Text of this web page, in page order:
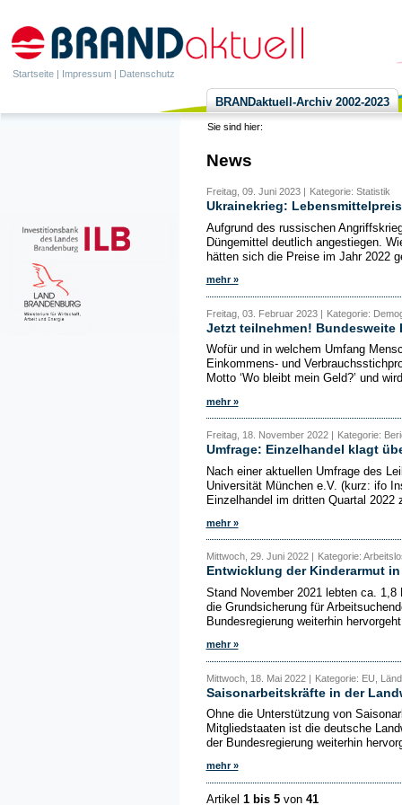
Startseite | Impressum | Datenschutz
BRANDaktuell-Archiv 2002-2023
Sie sind hier:
News
Freitag, 09. Juni 2023 | Kategorie: Statistik
Ukrainekrieg:
Aufgrund des russischen
Düngemittel deutlich angestiegen.
hätten sich die Preise im Jahr 2022
mehr »
Freitag, 03. Februar 2023 | Kategorie:
Jetzt teilnehmen! Bundesweite
Wofür und in welchem Umfang
Einkommens- und
Motto ‘Wo bleibt mein Geld?’ und
mehr »
Freitag, 18. November 2022 | Kategorie:
Umfrage: Einzelhandel klagt
Nach einer aktuellen Umfrage des
Universität München e.V. (kurz: ifo
Einzelhandel im dritten Quartal 2022
mehr »
Mittwoch, 29. Juni 2022 | Kategorie:
Entwicklung der Kinderarmut
Stand November 2021 lebten ca.
die Grundsicherung für
Bundesregierung weiterhin
mehr »
Mittwoch, 18. Mai 2022 | Kategorie: EU,
Saisonarbeitskräfte in der
Ohne die Unterstützung von
Mitgliedstaaten ist die deutsche
der Bundesregierung weiterhin
mehr »
Artikel 1 bis 5von 41